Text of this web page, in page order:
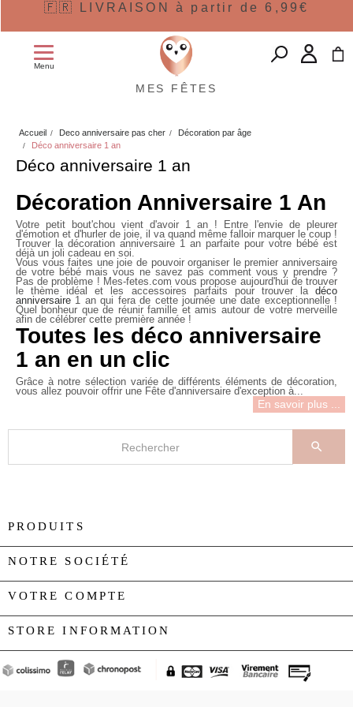
🇫🇷 LIVRAISON à partir de 6,99€
Menu
MES FÊTES
Accueil Deco anniversaire pas cher
Décoration par âge
Déco anniversaire 1 an
Déco anniversaire 1 an
Décoration Anniversaire 1 An
Votre petit bout'chou vient d'avoir 1 an ! Entre l'envie de pleurer
d'émotion et d'hurler de joie, il va quand même falloir marquer le coup !
Trouver la décoration anniversaire 1 an parfaite pour votre bébé est
déjà un joli cadeau en soi.
Vous vous faites une joie de pouvoir organiser lepremier anniversaire
de votre bébé mais vous ne savez pas comment vous y prendre ?
Pas de problème ! Mes-fetes.com vous propose aujourd'hui de trouver
le thème idéal et les accessoires parfaits pour trouver la déco
anniversaire 1 an qui fera de cette journée une date exceptionnelle !
Quel bonheur que de réunir famille et amis autour de votre merveille
afin de célébrer cette première année !
Toutes les déco anniversaire
1 an en un clic
Grâce à notre sélection variée de différents éléments de décoration,
vous allez pouvoir offrir une Fête d'anniversaire d'exception à...
En savoir plus ...

PRODUITS
NOTRE SOCIÉTÉ
VOTRE COMPTE
STORE INFORMATION